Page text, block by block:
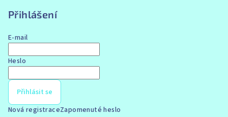
Přihlášení
E-mail
Heslo
Přihlásit se
Nová registraceZapomenuté heslo